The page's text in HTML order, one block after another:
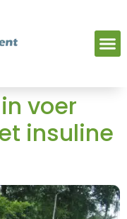
voer
insuline